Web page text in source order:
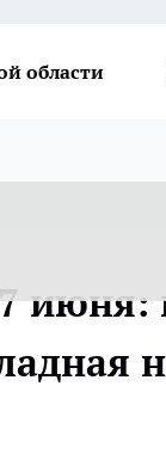
области
июня: